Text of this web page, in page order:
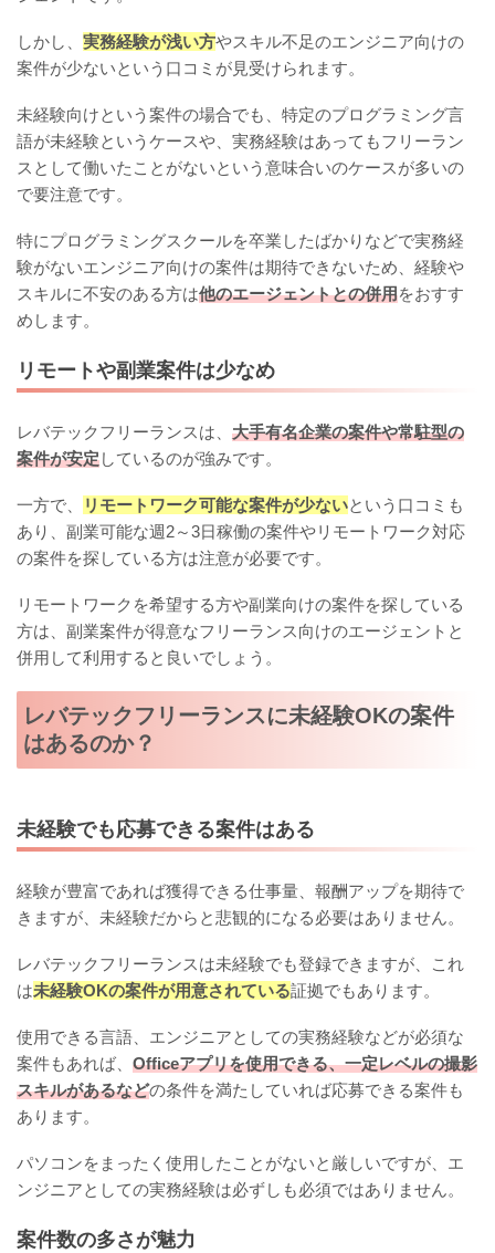
しかし、 実務経験が浅い方やスキル不足のエンジニア向けの
案件が少ないという口コミが見受けられます。
未経験向けという案件の場合でも、特定のプログラミング言
語が未経験というケースや、実務経験はあってもフリーラン
スとして働いたことがないという意味合いのケースが多いの
で要注意です。
特にプログラミングスクールを卒業したばかりなどで実務経
験がないエンジニア向けの案件は期待できないため、経験や
スキルに不安のある方は他のエージェントとの併用をおすす
めします。
リモートや副業案件は少なめ
レバテックフリーランスは、 大手有名企業の案件や常駐型の
案件が安定しているのが強みです。
一方で、 リモートワーク可能な案件が少ないという口コミも
あり、副業可能な週2～3日稼働の案件やリモートワーク対応
の案件を探している方は注意が必要です。
リモートワークを希望する方や副業向けの案件を探している
方は、副業案件が得意なフリーランス向けのエージェントと
併用して利用すると良いでしょう。
レバテックフリーランスに未経験OKの案件
はあるのか？
未経験でも応募できる案件はある
経験が豊富であれば獲得できる仕事量、報酬アップを期待で
きますが、未経験だからと悲観的になる必要はありません。
レバテックフリーランスは未経験でも登録できますが、これ
は未経験OKの案件が用意されている証拠でもあります。
使用できる言語、エンジニアとしての実務経験などが必須な
案件もあれば、 Officeアプリを使用できる、一定レベルの撮影
スキルがあるなどの条件を満たしていれば応募できる案件も
あります。
パソコンをまったく使用したことがないと厳しいですが、エ
ンジニアとしての実務経験は必ずしも必須ではありません。
案件数の多さが魅力